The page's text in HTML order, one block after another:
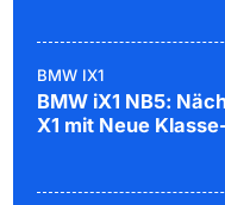
BMW IX1
BMW iX1 NB5:
X1 mit Neue